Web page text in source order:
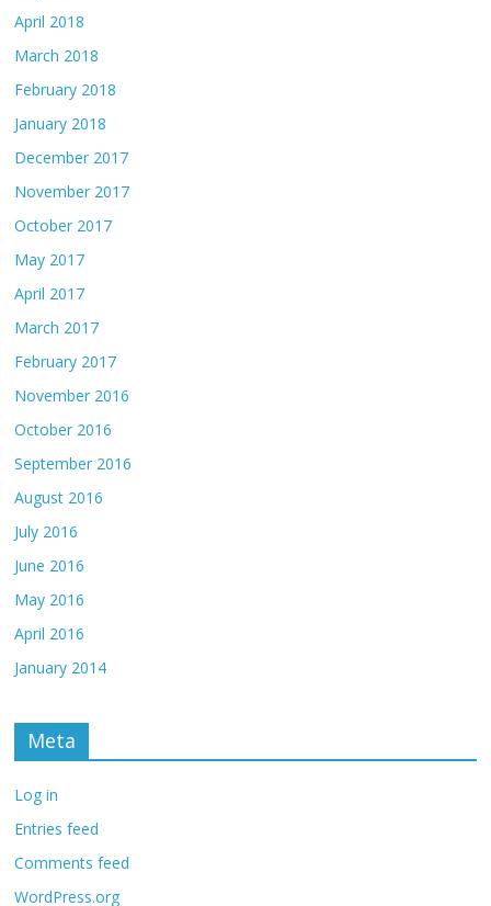
April 2018
March 2018
February 2018
January 2018
December 2017
November 2017
October 2017
May 2017
April 2017
March 2017
February 2017
November 2016
October 2016
September 2016
August 2016
July 2016
June 2016
May 2016
April 2016
January 2014
Meta
Log in
Entries feed
Comments feed
WordPress.org